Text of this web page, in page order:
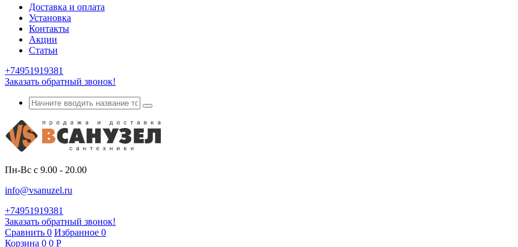
Доставка и оплата
Установка
Контакты
Акции
Статьи
+74951919381
Заказать обратный звонок!
Пн-Вс с 9.00 - 20.00
info@vsanuzel.ru
+74951919381
Заказать обратный звонок!
Сравнить 0 Избранное 0
Корзина 0 0 Р